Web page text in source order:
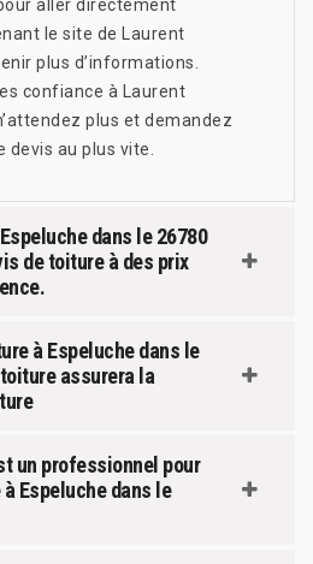
aller directement
le site de Laurent
plus d’informations.
confiance à Laurent
plus et demandez
au plus vite.
dans le 26780
de toiture à des prix
à Espeluche dans le
assurera la
un professionnel pour
Espeluche dans le